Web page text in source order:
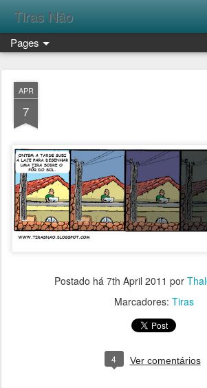
Tiras Não
Pages
APR
7
Postado há 7th April 2011 por
Marcadores: Tiras
4 Ver comentários